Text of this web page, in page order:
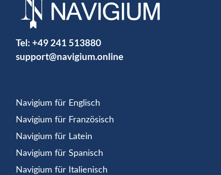
Tel: +49 241 513880
support@navigium.online
Navigium für Englisch
Navigium für Französisch
Navigium für Latein
Navigium für Spanisch
Navigium für Italienisch